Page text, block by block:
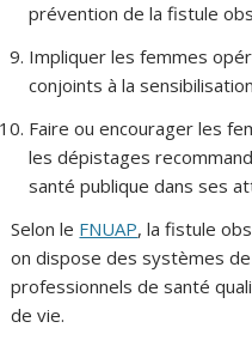
prévention de la fistule
Impliquer les femmes
conjoints à la
Faire ou encourager les
les dépistages
santé publique dans ses
Selon le FNUAP, la fistule
on dispose des systèmes
professionnels de santé
de vie.